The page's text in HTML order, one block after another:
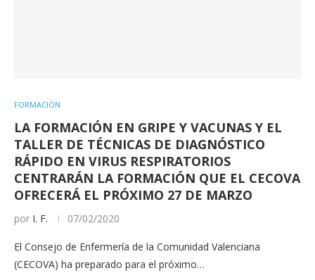
FORMACIÓN
LA FORMACIÓN EN GRIPE Y VACUNAS Y EL
TALLER DE TÉCNICAS DE DIAGNÓSTICO
RÁPIDO EN VIRUS RESPIRATORIOS
CENTRARÁN LA FORMACIÓN QUE EL CECOVA
OFRECERÁ EL PRÓXIMO 27 DE MARZO
por I. F. 07/02/2020
El Consejo de Enfermería de la Comunidad Valenciana
(CECOVA) ha preparado para el próximo…